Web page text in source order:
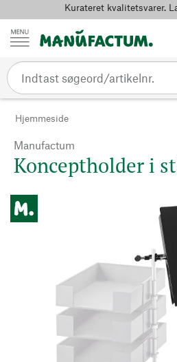
Spring til indholdKurateret kvalitetsvarer.
Hjemmeside
Manufactum
Konceptholder i